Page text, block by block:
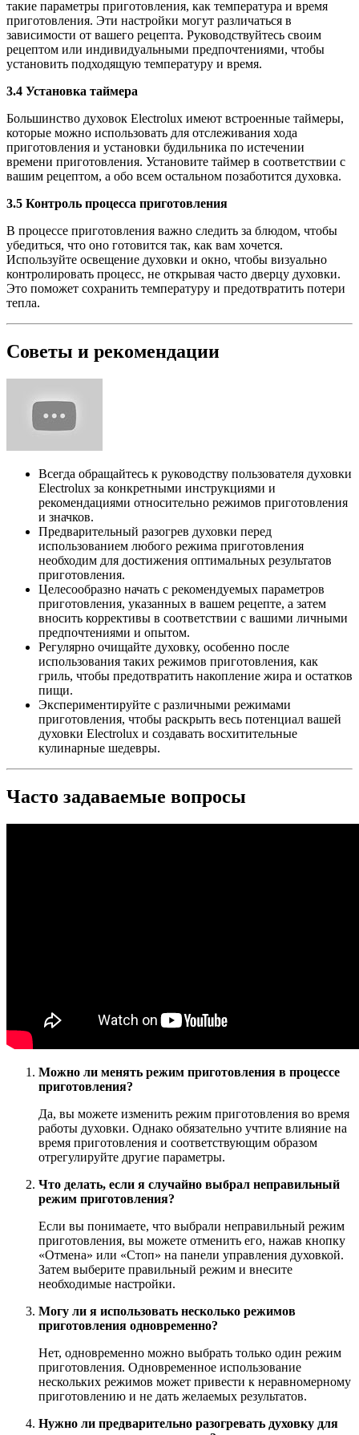
такие параметры приготовления, как температура и время
приготовления. Эти настройки могут различаться в
зависимости от вашего рецепта. Руководствуйтесь своим
рецептом или индивидуальными предпочтениями, чтобы
установить подходящую температуру и время.
3.4 Установка таймера
Большинство духовок Electrolux имеют встроенные таймеры,
которые можно использовать для отслеживания хода
приготовления и установки будильника по истечении
времени приготовления. Установите таймер в соответствии с
вашим рецептом, а обо всем остальном позаботится духовка.
3.5 Контроль процесса приготовления
В процессе приготовления важно следить за блюдом, чтобы
убедиться, что оно готовится так, как вам хочется.
Используйте освещение духовки и окно, чтобы визуально
контролировать процесс, не открывая часто дверцу духовки.
Это поможет сохранить температуру и предотвратить потери
тепла.
Советы и рекомендации
Всегда обращайтесь к руководству пользователя духовки
Electrolux за конкретными инструкциями и
рекомендациями относительно режимов приготовления
и значков.
Предварительный разогрев духовки перед
использованием любого режима приготовления
необходим для достижения оптимальных результатов
приготовления.
Целесообразно начать с рекомендуемых параметров
приготовления, указанных в вашем рецепте, а затем
вносить коррективы в соответствии с вашими личными
предпочтениями и опытом.
Регулярно очищайте духовку, особенно после
использования таких режимов приготовления, как
гриль, чтобы предотвратить накопление жира и остатков
пищи.
Экспериментируйте с различными режимами
приготовления, чтобы раскрыть весь потенциал вашей
духовки Electrolux и создавать восхитительные
кулинарные шедевры.
Часто задаваемые вопросы
Можно ли менять режим приготовления в процессе
приготовления?
Да, вы можете изменить режим приготовления во время
работы духовки. Однако обязательно учтите влияние на
время приготовления и соответствующим образом
отрегулируйте другие параметры.
Что делать, если я случайно выбрал неправильный
режим приготовления?
Если вы понимаете, что выбрали неправильный режим
приготовления, вы можете отменить его, нажав кнопку
«Отмена» или «Стоп» на панели управления духовкой.
Затем выберите правильный режим и внесите
необходимые настройки.
Могу ли я использовать несколько режимов
приготовления одновременно?
Нет, одновременно можно выбрать только один режим
приготовления. Одновременное использование
нескольких режимов может привести к неравномерному
приготовлению и не дать желаемых результатов.
Нужно ли предварительно разогревать духовку для